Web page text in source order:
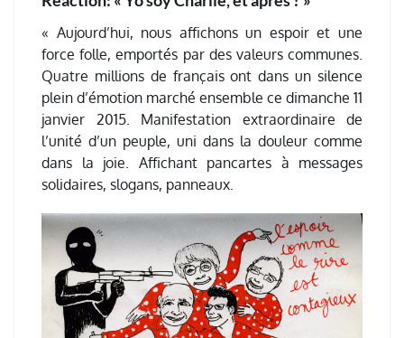
« Aujourd’hui, nous affichons un espoir et une
force folle, emportés par des valeurs communes.
Quatre millions de français ont dans un silence
plein d’émotion marché ensemble ce dimanche 11
janvier 2015. Manifestation extraordinaire de
l’unité d’un peuple, uni dans la douleur comme
dans la joie. Affichant pancartes à messages
solidaires, slogans, panneaux.